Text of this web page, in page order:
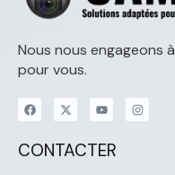
Nous nous engageons
pour vous.
CONTACTER